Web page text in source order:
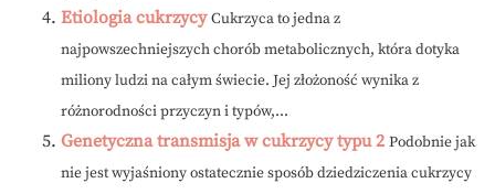
Etiologia cukrzycy Cukrzyca to jedna z
najpowszechniejszych chorób metabolicznych, która dotyka
miliony ludzi na całym świecie. Jej złożoność wynika z
różnorodności przyczyn i typów,...
Genetyczna transmisja w cukrzycy typu 2 Podobnie jak
nie jest wyjaśniony ostatecznie sposób dziedziczenia cukrzycy